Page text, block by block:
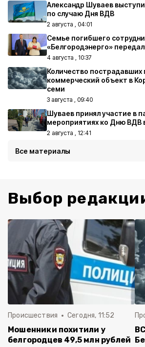
Александр Шуваев
по случаю Дня ВДВ
2 августа , 04:01
Семье погибшего
«Белгородэнерго»
4 августа , 10:37
Количество пострадавших
коммерческий объект в
семи
3 августа , 09:40
Шуваев принял участие в
мероприятиях ко Дню ВДВ
2 августа , 12:41
Все материалы
Выбор
Происшествия Сегодня, 11:52
Мошенники похитили у
белгородцев 49,5 млн рублей